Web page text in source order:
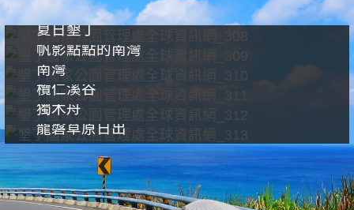
夏日墾丁
帆影點點的南灣
南灣
欖仁溪谷
獨木舟
龍磐草原日出